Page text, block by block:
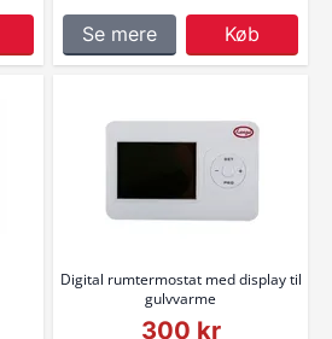
Se mere Køb
Digital rumtermostat med display til
gulvvarme
300 kr